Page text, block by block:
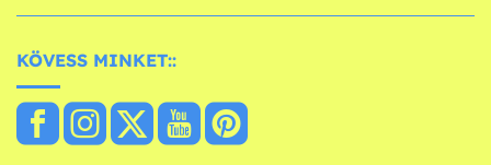
KÖVESS MINKET::